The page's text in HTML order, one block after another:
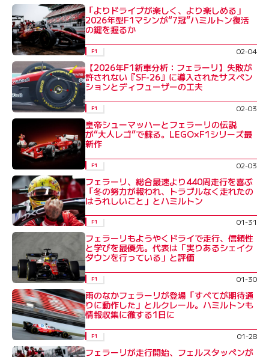
「よりドライブが楽しく、より楽しめる」
2026年型F1マシンが“7冠”ハミルトン復活
の鍵を握るか
F1 02-04
【2026年F1新車分析：フェラーリ】失敗が
許されない『SF-26』に導入されたサスペン
ションとディフューザーの工夫
F1 02-03
皇帝シューマッハーとフェラーリの伝説
が“大人レゴ”で蘇る。LEGO×F1シリーズ最
新作
F1 02-03
フェラーリ、総合最速より440周走行を喜ぶ
「冬の努力が報われ、トラブルなく走れたの
はうれしいこと」とハミルトン
F1 01-31
フェラーリもようやくドライで走行、信頼性
と学びを最優先。代表は「実りあるシェイク
ダウンを行っている」と評価
F1 01-30
雨のなかフェラーリが登場「すべてが期待通
りに動作した」とルクレール。ハミルトンも
情報収集に徹する1日に
F1 01-28
フェラーリが走行開始、フェルスタッペンが